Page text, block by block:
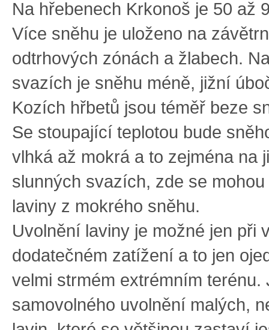
Na hřebenech Krkonoš je 50 až
Více sněhu je uloženo na
odtrhových zónách a žlabech.
svazích je sněhu méně, jižní
Kozích hřbetů jsou téměř beze
Se stoupající teplotou bude
vlhká až mokrá a to zejména na
slunných svazích, zde se
laviny z mokrého sněhu.
Uvolnění laviny je možné jen při
dodatečném zatížení a to jen
velmi strmém extrémním terénu.
samovolného uvolnění malých,